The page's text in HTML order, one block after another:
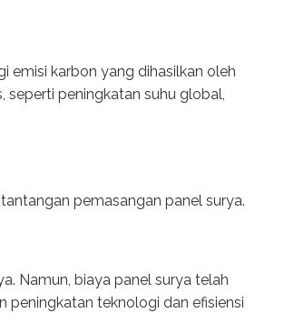
emisi karbon yang dihasilkan oleh
seperti peningkatan suhu global,
pemasangan panel surya.
Namun, biaya panel surya telah
peningkatan teknologi dan efisiensi